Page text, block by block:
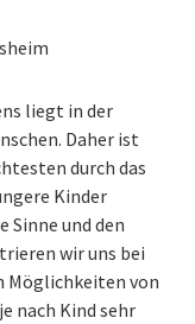
liegt in der
Daher ist
durch das
Kinder
Sinne und den
wir uns bei
Möglichkeiten von
nach Kind sehr